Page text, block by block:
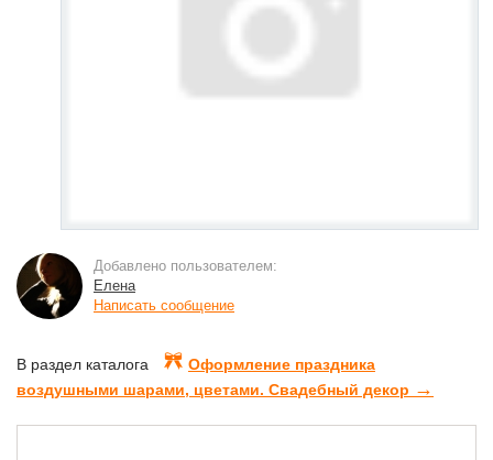
Добавлено пользователем:
Елена
Написать сообщение
В раздел каталога
Оформление праздника
воздушными шарами, цветами. Свадебный декор →